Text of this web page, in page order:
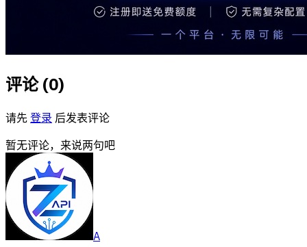
评论 (0)
请先 登录 后发表评论
暂无评论，来说两句吧
A